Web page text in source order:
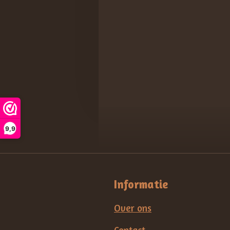
9,9
Informatie
Over ons